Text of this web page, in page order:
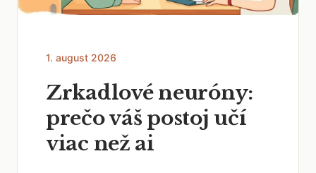
1. august 2026
Zrkadlové neuróny:
prečo váš postoj učí
viac než ai